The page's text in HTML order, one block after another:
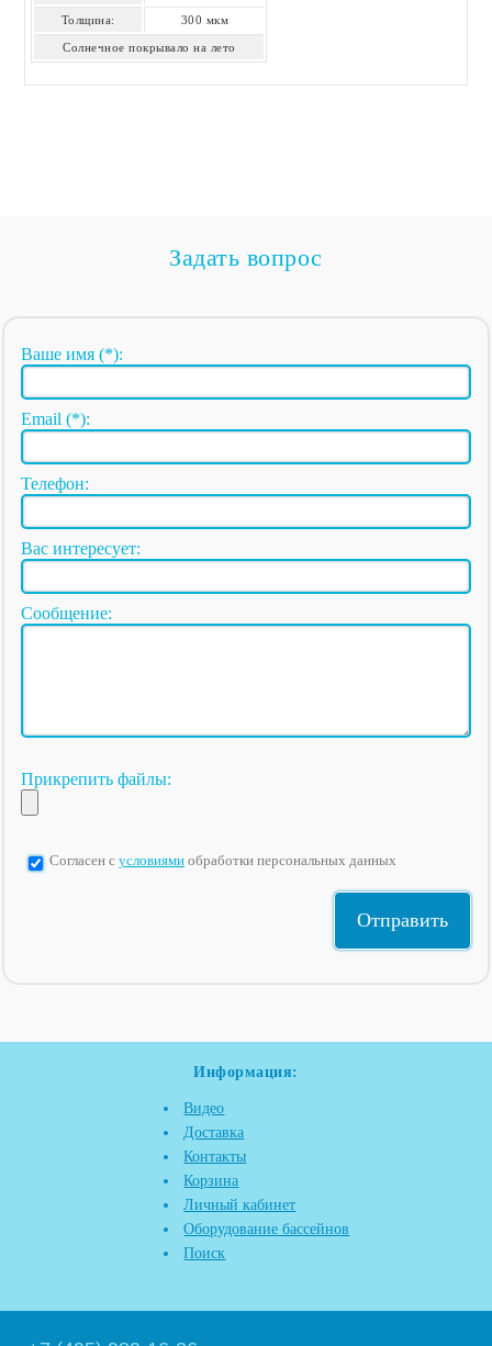
Толщина: 300 мкм
Солнечное покрывало на лето
Задать вопрос
Ваше имя (*):
Email (*):
Телефон:
Вас интересует:
Сообщение:
Прикрепить файлы:
Согласен с условиями обработки персональных данных
Информация:
Видео
Доставка
Контакты
Корзина
Личный кабинет
Оборудование бассейнов
Поиск